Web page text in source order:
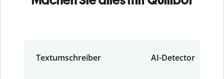
Textumschreiber AI-Detector